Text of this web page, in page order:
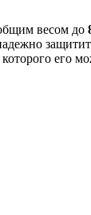
весом до
его